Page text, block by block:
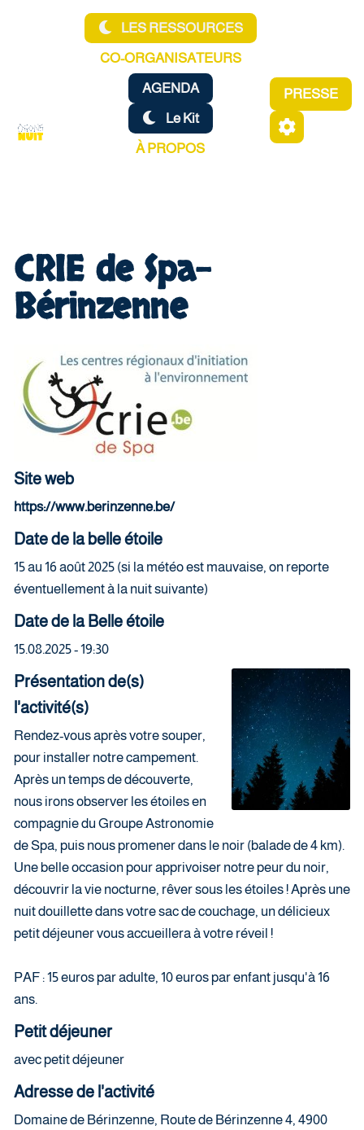
Aller au contenu principal
LES RESSOURCES
CO-ORGANISATEURS
AGENDA
Le Kit
À PROPOS
PRESSE
CRIE de Spa-
Bérinzenne
Site web
https://www.berinzenne.be/
Date de la belle étoile
15 au 16 août 2025 (si la météo est mauvaise, on reporte
éventuellement à la nuit suivante)
Date de la Belle étoile
15.08.2025 - 19:30
Présentation de(s)
l'activité(s)
Rendez-vous après votre souper,
pour installer notre campement.
Après un temps de découverte,
nous irons observer les étoiles en
compagnie du Groupe Astronomie
de Spa, puis nous promener dans le noir (balade de 4 km).
Une belle occasion pour apprivoiser notre peur du noir,
découvrir la vie nocturne, rêver sous les étoiles ! Après une
nuit douillette dans votre sac de couchage, un délicieux
petit déjeuner vous accueillera à votre réveil !
PAF : 15 euros par adulte, 10 euros par enfant jusqu'à 16
ans.
Petit déjeuner
avec petit déjeuner
Adresse de l'activité
Domaine de Bérinzenne, Route de Bérinzenne 4, 4900